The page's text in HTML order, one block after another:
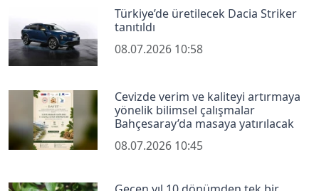
Türkiye’de üretilecek Dacia Striker
tanıtıldı
08.07.2026 10:58
Cevizde verim ve kaliteyi artırmaya
yönelik bilimsel çalışmalar
Bahçesaray’da masaya yatırılacak
08.07.2026 10:45